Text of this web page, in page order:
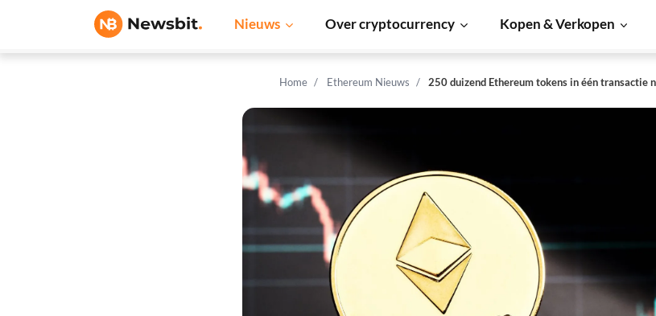
Nieuws Over cryptocurrency Kopen & Verkopen
Home Ethereum Nieuws 250 duizend Ethereum tokens in één transactie